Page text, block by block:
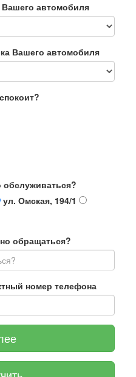
автомобиля
Вашего автомобиля
обслуживаться?
ул. Омская, 194/1
обращаться?
номер телефона